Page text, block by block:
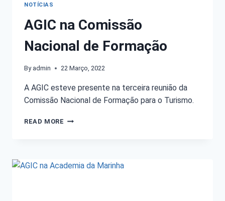
NOTÍCIAS
AGIC na Comissão
Nacional de Formação
By admin 22 Março, 2022
A AGIC esteve presente na terceira reunião da
Comissão Nacional de Formação para o Turismo.
READ MORE